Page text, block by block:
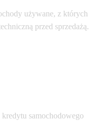
używane, z których
przed sprzedażą.
samochodowego